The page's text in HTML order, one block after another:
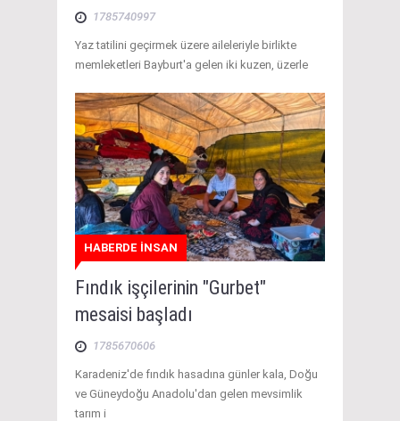
1785740997
Yaz tatilini geçirmek üzere aileleriyle birlikte
memleketleri Bayburt'a gelen iki kuzen, üzerle
HABERDE İNSAN
Fındık işçilerinin "Gurbet"
mesaisi başladı
1785670606
Karadeniz'de fındık hasadına günler kala, Doğu
ve Güneydoğu Anadolu'dan gelen mevsimlik
tarım i